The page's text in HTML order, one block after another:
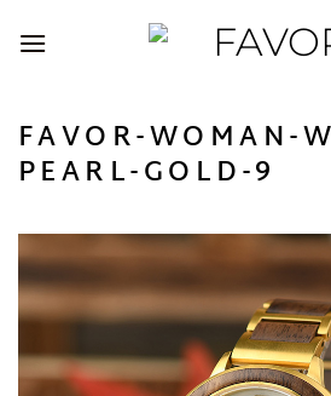
au
FAVOR-WOMAN-
PEARL-GOLD-9